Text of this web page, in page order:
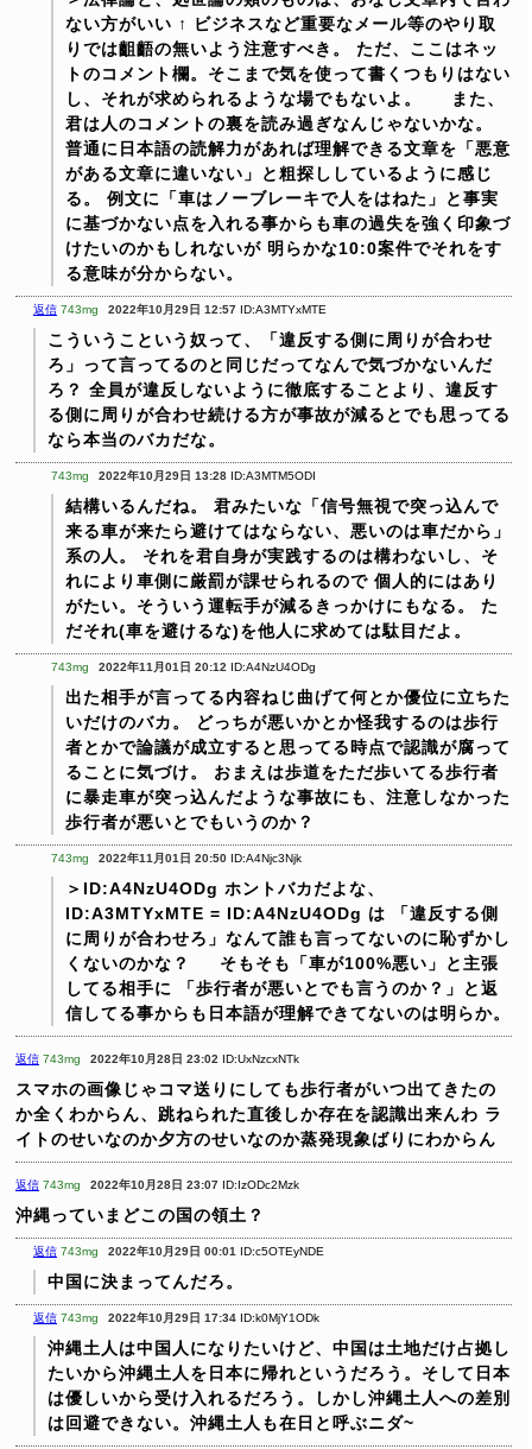
ない方がいい ↑
ビジネスなど重要なメール等のやり取
りでは齟齬の無いよう注意すべき。
ただ、ここはネッ
トのコメント欄。そこまで気を使って書くつもりはない
し、それが求められるような場でもないよ。
また、
君は人のコメントの裏を読み過ぎなんじゃないかな。
普通に日本語の読解力があれば理解できる文章を「悪意
がある文章に違いない」と粗探ししているように感じ
る。
例文に「車はノーブレーキで人をはねた」と事実
に基づかない点を入れる事からも車の過失を強く印象づ
けたいのかもしれないが 明らかな10:0案件でそれをす
る意味が分からない。
返信 743mg 2022年10月29日 12:57 ID:A3MTYxMTE
こういうこという奴って、「違反する側に周りが合わせ
ろ」って言ってるのと同じだってなんで気づかないんだ
ろ？ 全員が違反しないように徹底することより、違反す
る側に周りが合わせ続ける方が事故が減るとでも思ってる
なら本当のバカだな。
743mg 2022年10月29日 13:28 ID:A3MTM5ODI
結構いるんだね。
君みたいな「信号無視で突っ込んで
来る車が来たら避けてはならない、悪いのは車だから」
系の人。
それを君自身が実践するのは構わないし、そ
れにより車側に厳罰が課せられるので 個人的にはあり
がたい。そういう運転手が減るきっかけにもなる。
た
だそれ(車を避けるな)を他人に求めては駄目だよ。
743mg 2022年11月01日 20:12 ID:A4NzU4ODg
出た相手が言ってる内容ねじ曲げて何とか優位に立ちた
いだけのバカ。
どっちが悪いかとか怪我するのは歩行
者とかで論議が成立すると思ってる時点で認識が腐って
ることに気づけ。
おまえは歩道をただ歩いてる歩行者
に暴走車が突っ込んだような事故にも、注意しなかった
歩行者が悪いとでもいうのか？
743mg 2022年11月01日 20:50 ID:A4Njc3Njk
＞ID:A4NzU4ODg ホントバカだよな、
ID:A3MTYxMTE = ID:A4NzU4ODg は 「違反する側
に周りが合わせろ」なんて誰も言ってないのに恥ずかし
くないのかな？
そもそも「車が100%悪い」と主張
してる相手に 「歩行者が悪いとでも言うのか？」と返
信してる事からも日本語が理解できてないのは明らか。
返信 743mg 2022年10月28日 23:02 ID:UxNzcxNTk
スマホの画像じゃコマ送りにしても歩行者がいつ出てきたの
か全くわからん、跳ねられた直後しか存在を認識出来んわ ラ
イトのせいなのか夕方のせいなのか蒸発現象ばりにわからん
返信 743mg 2022年10月28日 23:07 ID:IzODc2Mzk
沖縄っていまどこの国の領土？
返信 743mg 2022年10月29日 00:01 ID:c5OTEyNDE
中国に決まってんだろ。
返信 743mg 2022年10月29日 17:34 ID:k0MjY1ODk
沖縄土人は中国人になりたいけど、中国は土地だけ占拠し
たいから沖縄土人を日本に帰れというだろう。そして日本
は優しいから受け入れるだろう。しかし沖縄土人への差別
は回避できない。沖縄土人も在日と呼ぶニダ~